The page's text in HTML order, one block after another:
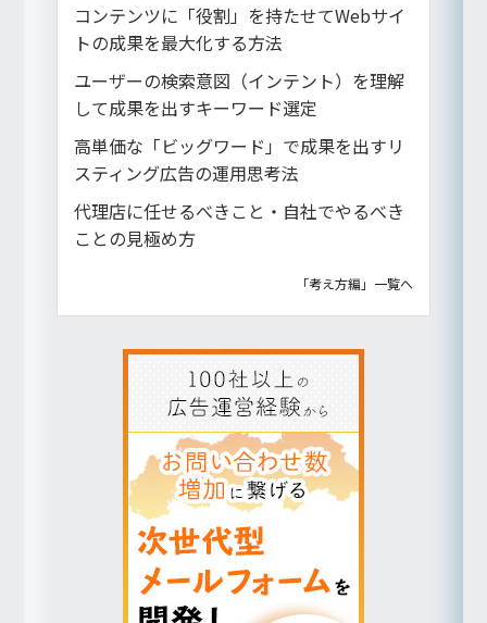
コンテンツに「役割」を持たせてWebサイ
トの成果を最大化する方法
ユーザーの検索意図（インテント）を理解
して成果を出すキーワード選定
高単価な「ビッグワード」で成果を出すリ
スティング広告の運用思考法
代理店に任せるべきこと・自社でやるべき
ことの見極め方
「考え方編」一覧へ